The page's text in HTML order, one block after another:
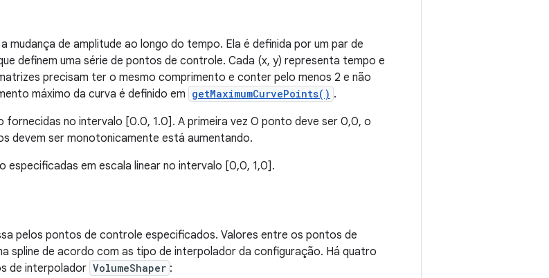
mudança de amplitude ao longo do tempo. Ela é definida por um par de
definem uma série de pontos de controle. Cada (x, y) representa tempo e
precisam ter o mesmo comprimento e conter pelo menos 2 e não
máximo da curva é definido em getMaximumCurvePoints() .
fornecidas no intervalo [0.0, 1.0]. A primeira vez O ponto deve ser 0,0, o
devem ser monotonicamente está aumentando.
especificadas em escala linear no intervalo [0,0, 1,0].
pelos pontos de controle especificados. Valores entre os pontos de
spline de acordo com as tipo de interpolador da configuração. Há quatro
de interpolador VolumeShaper :